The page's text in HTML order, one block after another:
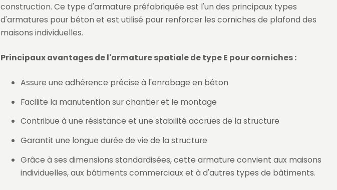
construction. Ce type d'armature préfabriquée est l'un des principaux types
d'armatures pour béton et est utilisé pour renforcer les corniches de plafond des
maisons individuelles.
Principaux avantages de l'armature spatiale de type E pour corniches :
Assure une adhérence précise à l'enrobage en béton
Facilite la manutention sur chantier et le montage
Contribue à une résistance et une stabilité accrues de la structure
Garantit une longue durée de vie de la structure
Grâce à ses dimensions standardisées, cette armature convient aux maisons
individuelles, aux bâtiments commerciaux et à d'autres types de bâtiments.